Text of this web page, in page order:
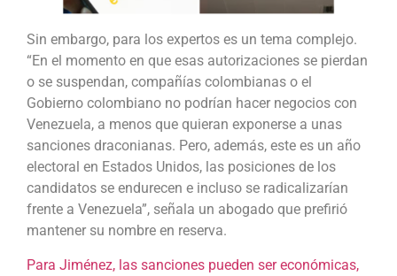
Sin embargo, para los expertos es un tema complejo.
“En el momento en que esas autorizaciones se pierdan
o se suspendan, compañías colombianas o el
Gobierno colombiano no podrían hacer negocios con
Venezuela, a menos que quieran exponerse a unas
sanciones draconianas. Pero, además, este es un año
electoral en Estados Unidos, las posiciones de los
candidatos se endurecen e incluso se radicalizarían
frente a Venezuela”, señala un abogado que prefirió
mantener su nombre en reserva.
Para Jiménez, las sanciones pueden ser económicas,